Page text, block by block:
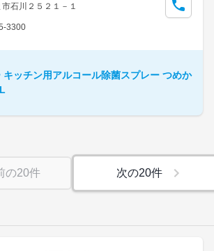
石川２５２１－１
3300
キッチン用アルコール除菌スプレー つめか
の20件 次の20件